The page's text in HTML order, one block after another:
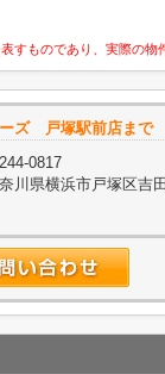
ものであり、実際の物
ズ 戸塚駅前店まで
0817
川県横浜市戸塚区吉